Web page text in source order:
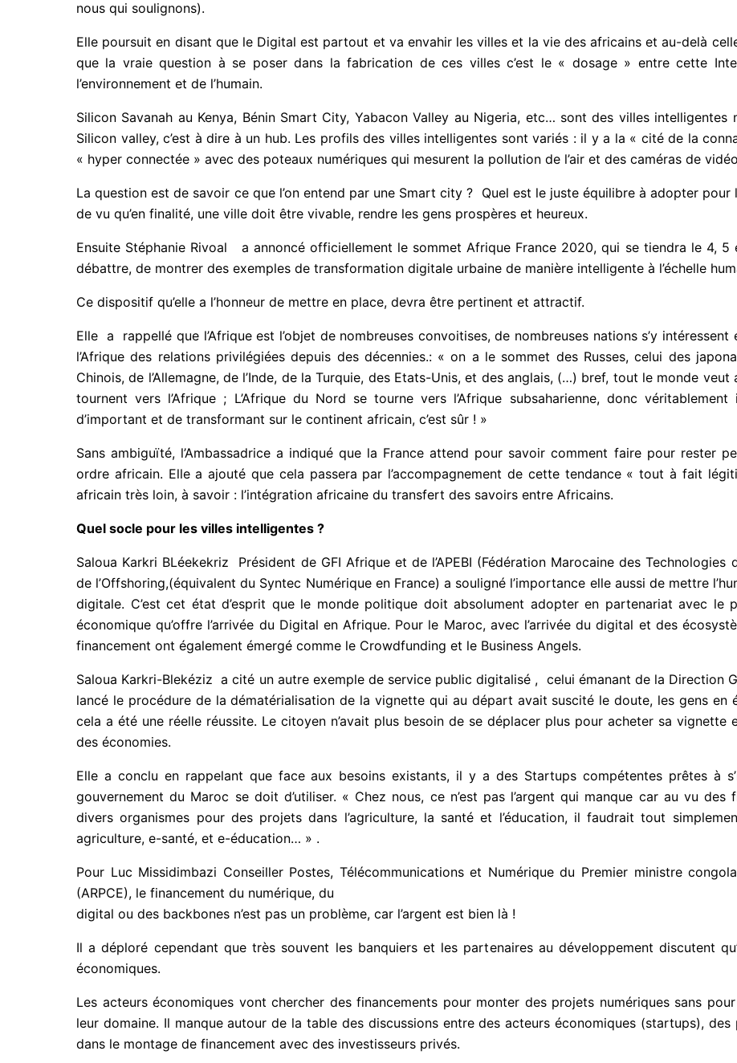
nous qui soulignons).
Elle poursuit en disant que le Digital est partout et va envahir les villes et la vie des africains et au-delà
que la vraie question à se poser dans la fabrication de ces villes c’est le « dosage » entre cette
l’environnement et de l’humain.
Silicon Savanah au Kenya, Bénin Smart City, Yabacon Valley au Nigeria, etc… sont des villes
Silicon valley, c’est à dire à un hub. Les profils des villes intelligentes sont variés : il y a la « cité de la
« hyper connectée » avec des poteaux numériques qui mesurent la pollution de l’air et des caméras de
La question est de savoir ce que l’on entend par une Smart city ? Quel est le juste équilibre à adopter
de vu qu’en finalité, une ville doit être vivable, rendre les gens prospères et heureux.
Ensuite Stéphanie Rivoal a annoncé officiellement le sommet Afrique France 2020, qui se tiendra le 4, 5
débattre, de montrer des exemples de transformation digitale urbaine de manière intelligente à l’échelle
Ce dispositif qu’elle a l’honneur de mettre en place, devra être pertinent et attractif.
Elle a rappellé que l’Afrique est l’objet de nombreuses convoitises, de nombreuses nations s’y
l’Afrique des relations privilégiées depuis des décennies.: « on a le sommet des Russes, celui des
Chinois, de l’Allemagne, de l’Inde, de la Turquie, des Etats-Unis, et des anglais, (…) bref, tout le monde
tournent vers l’Afrique ; L’Afrique du Nord se tourne vers l’Afrique subsaharienne, donc
d’important et de transformant sur le continent africain, c’est sûr ! »
Sans ambiguïté, l’Ambassadrice a indiqué que la France attend pour savoir comment faire pour rester
ordre africain. Elle a ajouté que cela passera par l’accompagnement de cette tendance « tout à fait
africain très loin, à savoir : l’intégration africaine du transfert des savoirs entre Africains.
Quel socle pour les villes intelligentes ?
Saloua Karkri BLéekekriz Président de GFI Afrique et de l’APEBI (Fédération Marocaine des Technologies
de l’Offshoring,(équivalent du Syntec Numérique en France) a souligné l’importance elle aussi de mettre
digitale. C’est cet état d’esprit que le monde politique doit absolument adopter en partenariat avec le
économique qu’offre l’arrivée du Digital en Afrique. Pour le Maroc, avec l’arrivée du digital et des
financement ont également émergé comme le Crowdfunding et le Business Angels.
Saloua Karkri-Blekéziz a cité un autre exemple de service public digitalisé , celui émanant de la Direction
lancé le procédure de la dématérialisation de la vignette qui au départ avait suscité le doute, les gens en
cela a été une réelle réussite. Le citoyen n’avait plus besoin de se déplacer plus pour acheter sa vignette
des économies.
Elle a conclu en rappelant que face aux besoins existants, il y a des Startups compétentes prêtes à
gouvernement du Maroc se doit d’utiliser. « Chez nous, ce n’est pas l’argent qui manque car au vu
divers organismes pour des projets dans l’agriculture, la santé et l’éducation, il faudrait tout
agriculture, e-santé, et e-éducation… » .
Pour Luc Missidimbazi Conseiller Postes, Télécommunications et Numérique du Premier ministre
(ARPCE), le financement du numérique, du
digital ou des backbones n’est pas un problème, car l’argent est bien là !
Il a déploré cependant que très souvent les banquiers et les partenaires au développement discutent
économiques.
Les acteurs économiques vont chercher des financements pour monter des projets numériques sans
leur domaine. Il manque autour de la table des discussions entre des acteurs économiques (startups),
dans le montage de financement avec des investisseurs privés.